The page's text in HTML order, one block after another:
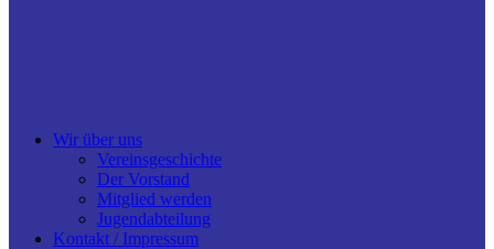
Wir über uns
Vereinsgeschichte
Der Vorstand
Mitglied werden
Jugendabteilung
Kontakt / Impressum